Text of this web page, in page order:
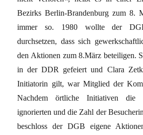
Bezirks Berlin-Brandenburg zum 8.
immer so. 1980 wollte der
durchsetzen, dass sich
den Aktionen zum 8.März beteiligen.
in der DDR gefeiert und Clara
Initiatorin gilt, war Mitglied der
Nachdem örtliche Initiativen die
ignorierten und die Zahl der
beschloss der DGB eigene